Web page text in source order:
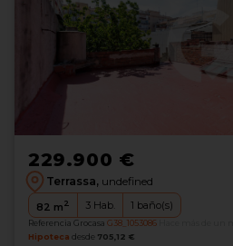
229.900 €
Terrassa, undefined
82 m2 3 Hab. 1 baño(s)
Referencia Grocasa G38_1053086
Hipoteca desde 705,12 €